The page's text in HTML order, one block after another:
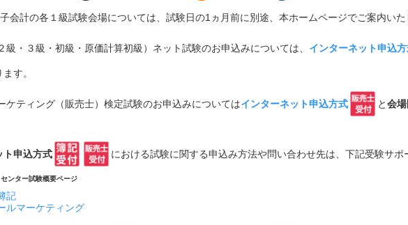
会計の各１級試験会場については、試験日の1ヵ月前に別途、本ホームページでご案内いた
・３級・初級・原価計算初級）ネット試験のお申込みについては、 インターネット申込
す。
ケティング（販売士）検定試験のお申込みについてはインターネット申込方式 と会
ト申込方式 における試験に関する申込み方法や問い合わせ先は、下記受験サポ
ンター試験概要ページ
記
ルマーケティング